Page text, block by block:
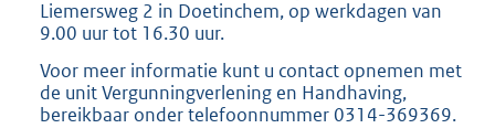
Liemersweg 2 in Doetinchem, op werkdagen van
9.00 uur tot 16.30 uur.
Voor meer informatie kunt u contact opnemen met
de unit Vergunningverlening en Handhaving,
bereikbaar onder telefoonnummer 0314-369369.